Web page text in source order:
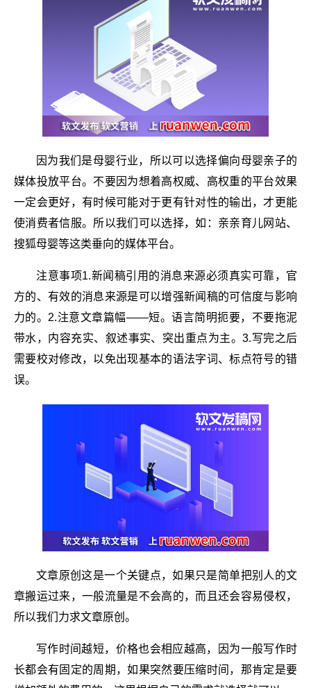
因为我们是母婴行业，所以可以选择偏向母婴亲子的
媒体投放平台。不要因为想着高权威、高权重的平台效果
一定会更好，有时候可能对于更有针对性的输出，才更能
使消费者信服。所以我们可以选择，如：亲亲育儿网站、
搜狐母婴等这类垂向的媒体平台。
注意事项1.新闻稿引用的消息来源必须真实可靠，官
方的、有效的消息来源是可以增强新闻稿的可信度与影响
力的。2.注意文章篇幅——短。语言简明扼要，不要拖泥
带水，内容充实、叙述事实、突出重点为主。3.写完之后
需要校对修改，以免出现基本的语法字词、标点符号的错
误。
文章原创这是一个关键点，如果只是简单把别人的文
章搬运过来，一般流量是不会高的，而且还会容易侵权，
所以我们力求文章原创。
写作时间越短，价格也会相应越高，因为一般写作时
长都会有固定的周期，如果突然要压缩时间，那肯定是要